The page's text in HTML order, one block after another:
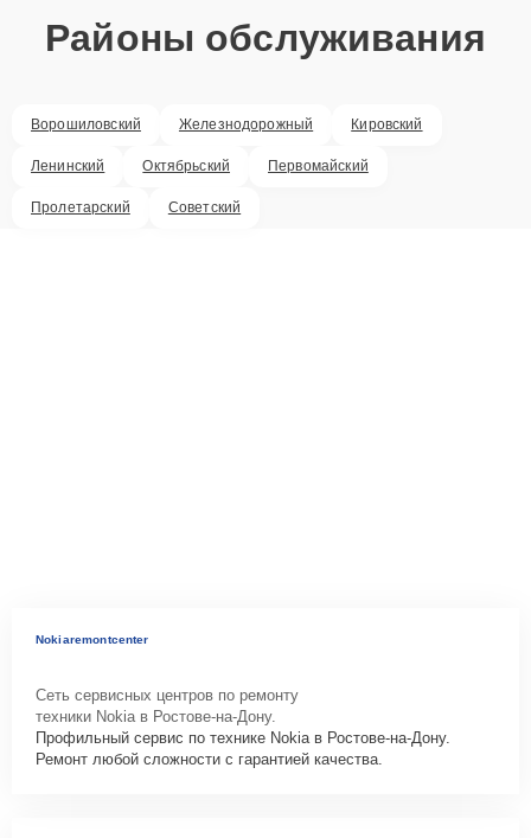
Районы обслуживания
Ворошиловский Железнодорожный Кировский
Ленинский Октябрьский Первомайский
Пролетарский Советский
Nokiaremontcenter
Сеть сервисных центров по ремонту
техники Nokia в Ростове-на-Дону.
Профильный сервис по технике Nokia в Ростове-на-Дону.
Ремонт любой сложности с гарантией качества.